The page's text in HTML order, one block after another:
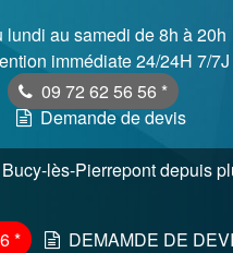
lundi au samedi de 8h à 20h
immédiate 24/24H 7/7J
09 72 62 56 56 *
Demande de devis
lès-Pierrepont depuis
* DEMAMDE DE